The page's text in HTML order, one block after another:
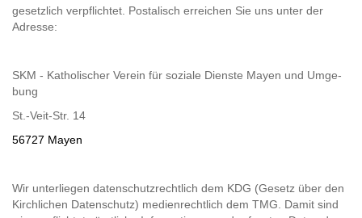
ge­setz­lich ver­pflich­tet. Pos­ta­lisch er­rei­chen Sie uns unter der
Adres­se:
SKM - Ka­tho­li­scher Ver­ein für so­zia­le Diens­te Mayen und Um­ge­
bung
St.-​Veit-​Str. 14
56727 Mayen
Wir un­ter­lie­gen da­ten­schutz­recht­lich dem KDG (Ge­setz über den
Kirch­li­chen Da­ten­schutz) me­di­en­recht­lich dem TMG. Damit sind